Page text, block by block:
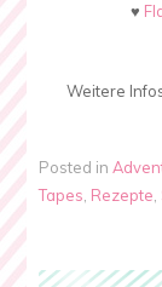
♥
Weitere
Posted in
Tapes Rezepte